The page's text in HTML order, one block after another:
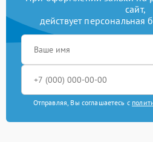
сайт,
действует персональная
Отправляя, Вы соглашаетесь с